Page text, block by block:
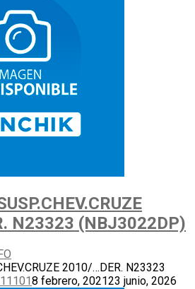
N23323 (NBJ3022DP)
2010/…DER. N23323
8 febrero, 202123 junio, 2026